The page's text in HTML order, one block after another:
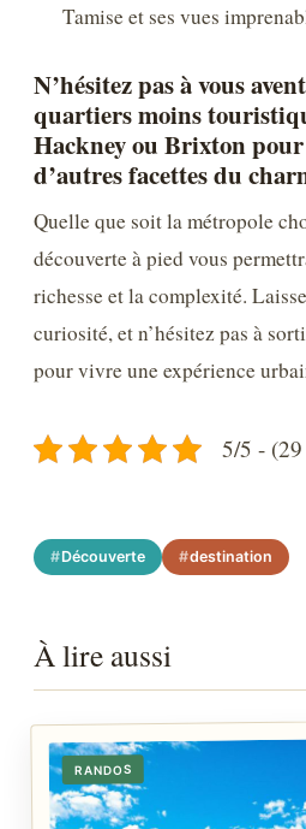
Tamise et ses vues
N’hésitez pas à vous
quartiers moins
Hackney ou Brixton
d’autres facettes du
Quelle que soit la métropole
découverte à pied vous
richesse et la complexité.
curiosité, et n’hésitez pas à
pour vivre une expérience
5/5 -
Découverte destination
À lire aussi
RANDOS